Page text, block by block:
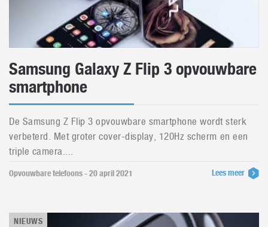
Samsung Galaxy Z Flip 3 opvouwbare
smartphone
De Samsung Z Flip 3 opvouwbare smartphone wordt sterk
verbeterd. Met groter cover-display, 120Hz scherm en een
triple camera....
Opvouwbare telefoons - 20 april 2021 Lees meer
NIEUWS